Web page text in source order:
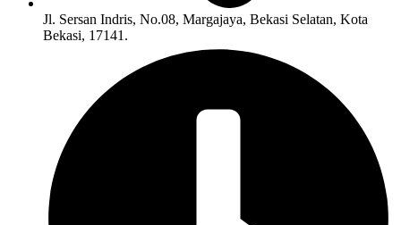
Jl. Sersan Indris, No.08, Margajaya, Bekasi Selatan, Kota
Bekasi, 17141.